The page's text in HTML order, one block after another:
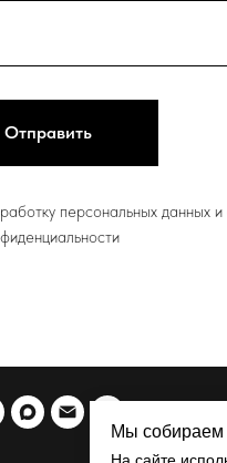
Отправить
персональных данных
Мы собираем